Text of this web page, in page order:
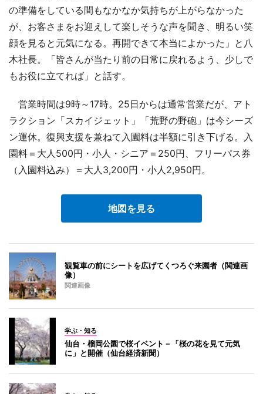
の準備をしている間もなかなか気持ちが上がらなかった
が、お客さまをお迎えして楽しそうな声を聞き、明るい笑
顔を見ると元気になる。再開できて本当によかった」と八
木社長。「皆さんが当たり前の日常に戻れるよう、少しで
もお役に立てれば」と話す。
営業時間は9時～17時。25日からは通常営業だが、アト
ラクション「スカイジェット」「荒野の野砲」は今シーズ
ン運休。復興支援を兼ねて入園料は半額に引き下げる。入
園料＝大人500円・小人・シニア＝250円、フリーパス券
（入園料込み）＝大人3,200円・小人2,950円。
地図を見る
観覧車の前にシートを広げてくつろぐ来園者（関連画
像）
関連画像
学ぶ・知る
仙台・榴岡公園で桜イベント－「桜の花を見て元気
に」と開催（仙台経済新聞）